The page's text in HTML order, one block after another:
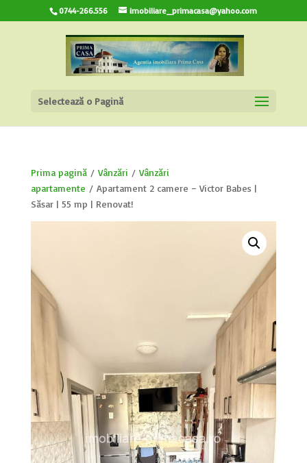
0744-266.556 imobiliare_primacasa@yahoo.com
Selectează o Pagină
Prima pagină/ Vânzări / Vânzări
apartamente / Apartament 2 camere – Victor Babeș |
Săsar | 55 mp | Renovat!